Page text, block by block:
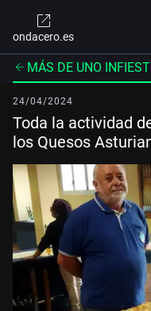
ondacero.es
MÁS DE UNO
24/04/2024
Toda la actividad
los Quesos